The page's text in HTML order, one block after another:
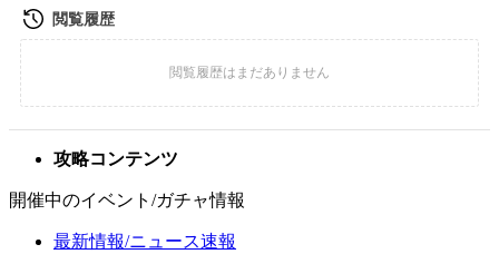
攻略コンテンツ
開催中のイベント/ガチャ情報
最新情報/ニュース速報